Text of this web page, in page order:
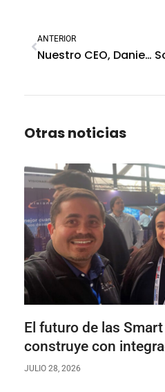
ANTERIOR
Nuestro CEO, Daniel Banda, asume la presidencia de ALAS Internacional
Otras noticias
El futuro de las
construye con
JULIO 28, 2026